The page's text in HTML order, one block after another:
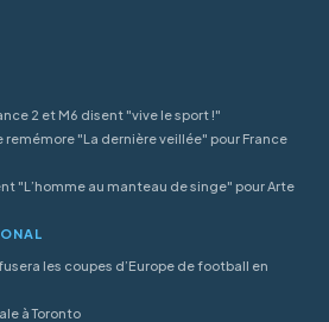
2 et M6 disent "vive le sport !"
remémore "La dernière veillée" pour France
"L’homme au manteau de singe" pour Arte
les coupes d’Europe de football en
à Toronto